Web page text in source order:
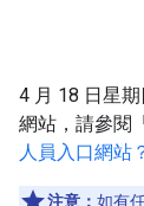
4 月 18 日星
網站，請參閱
人員入口網站
注意： 如有